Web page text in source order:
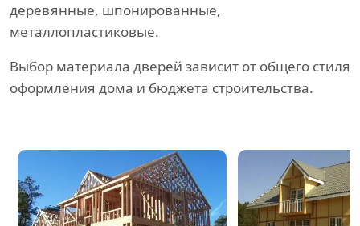
деревянные, шпонированные,
металлопластиковые.
Выбор материала дверей зависит от общего стиля
оформления дома и бюджета строительства.